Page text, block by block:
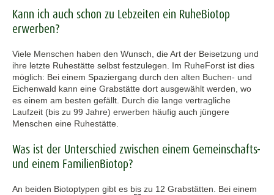
Kann ich auch schon zu Lebzeiten ein RuheBiotop
erwerben?
Viele Menschen haben den Wunsch, die Art der Beisetzung und
ihre letzte Ruhestätte selbst festzulegen. Im RuheForst ist dies
möglich: Bei einem Spaziergang durch den alten Buchen- und
Eichenwald kann eine Grabstätte dort ausgewählt werden, wo
es einem am besten gefällt. Durch die lange vertragliche
Laufzeit (bis zu 99 Jahre) erwerben häufig auch jüngere
Menschen eine Ruhestätte.
Was ist der Unterschied zwischen einem Gemeinschafts-
und einem FamilienBiotop?
An beiden Biotoptypen gibt es bis zu 12 Grabstätten. Bei einem